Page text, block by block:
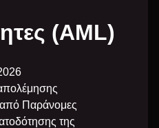
(AML)
Παράνομες
της